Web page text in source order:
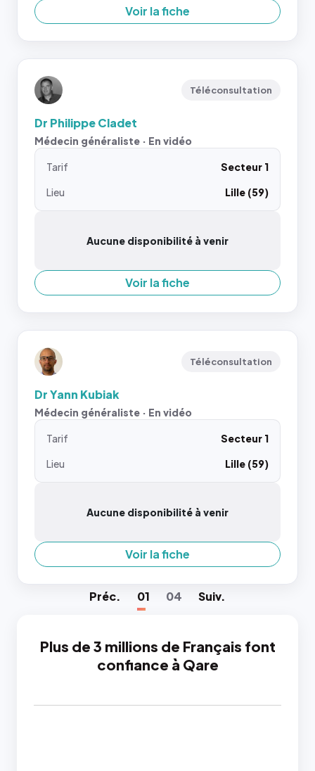
Voir la fiche
Téléconsultation
Dr Philippe Cladet
Médecin généraliste · En vidéo
Tarif
Secteur 1
Lieu
Lille (59)
Aucune disponibilité à venir
Voir la fiche
Téléconsultation
Dr Yann Kubiak
Médecin généraliste · En vidéo
Tarif
Secteur 1
Lieu
Lille (59)
Aucune disponibilité à venir
Voir la fiche
Préc. 01 04 Suiv.
Plus de 3 millions de Français font
confiance à Qare